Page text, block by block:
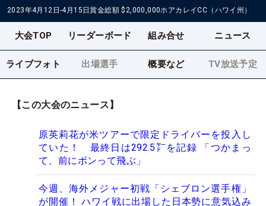
2023年4月12日-4月15日賞金総額 $2,000,000ホアカレイCC（ハワイ州）
大会TOP リーダーボード 組み合せ ニュース
ライブフォト 出場選手 概要など TV放送予定
【この大会のニュース】
原英莉花が米ツアーで限定ドライバーを投入し
ていた！ 最終日は292.5㍎を記録 「つかまっ
て、前にボンって飛ぶ」
今週、海外メジャー初戦「シェブロン選手権」
が開催！ ハワイ戦に出場した日本勢に意気込み